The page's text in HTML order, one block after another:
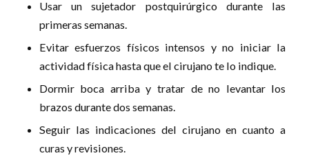
Usar un sujetador postquirúrgico durante las
primeras semanas.
Evitar esfuerzos físicos intensos y no iniciar la
actividad física hasta que el cirujano te lo indique.
Dormir boca arriba y tratar de no levantar los
brazos durante dos semanas.
Seguir las indicaciones del cirujano en cuanto a
curas y revisiones.